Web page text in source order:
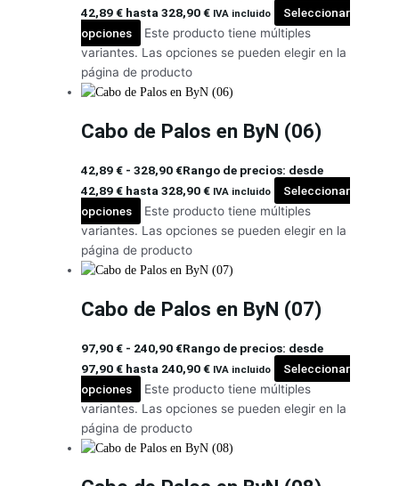
42,89 € hasta 328,90 € IVA incluido
Seleccionar
opciones
Este producto tiene múltiples
variantes. Las opciones se pueden elegir en la
página de producto
Cabo de Palos en ByN (06)
42,89€ - 328,90€Rango de precios: desde
42,89 € hasta 328,90 € IVA incluido
Seleccionar
opciones
Este producto tiene múltiples
variantes. Las opciones se pueden elegir en la
página de producto
Cabo de Palos en ByN (07)
97,90€ - 240,90€Rango de precios: desde
97,90 € hasta 240,90 € IVA incluido
Seleccionar
opciones
Este producto tiene múltiples
variantes. Las opciones se pueden elegir en la
página de producto